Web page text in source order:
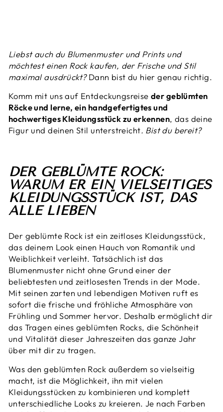
Liebst auch du Blumenmuster und Prints und
möchtest einen Rock kaufen, der Frische und Stil
maximal ausdrückt?Dann bist du hier genau richtig.
Komm mit uns auf Entdeckungsreiseder geblümten
Röcke und lerne, ein handgefertigtes und
hochwertiges Kleidungsstück zu erkennen, das deine
Figur und deinen Stil unterstreicht. Bist du bereit?
DER GEBLÜMTE ROCK:
WARUM ER EIN VIELSEITIGES
KLEIDUNGSSTÜCK IST, DAS
ALLE LIEBEN
Der geblümte Rock ist ein zeitloses Kleidungsstück,
das deinem Look einen Hauch von Romantik und
Weiblichkeit verleiht. Tatsächlich ist das
Blumenmuster nicht ohne Grund einer der
beliebtesten und zeitlosesten Trends in der Mode.
Mit seinen zarten und lebendigen Motiven ruft es
sofort die frische und fröhliche Atmosphäre von
Frühling und Sommer hervor. Deshalb ermöglicht dir
das Tragen eines geblümten Rocks, die Schönheit
und Vitalität dieser Jahreszeiten das ganze Jahr
über mit dir zu tragen.
Was den geblümten Rock außerdem so vielseitig
macht, ist die Möglichkeit, ihn mit vielen
Kleidungsstücken zu kombinieren und komplett
unterschiedliche Looks zu kreieren. Je nach Farben